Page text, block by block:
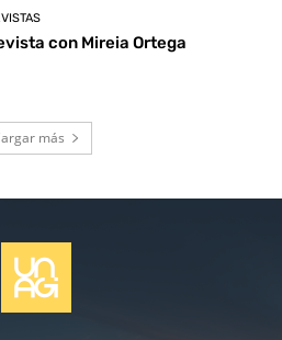
con Mireia Ortega
más